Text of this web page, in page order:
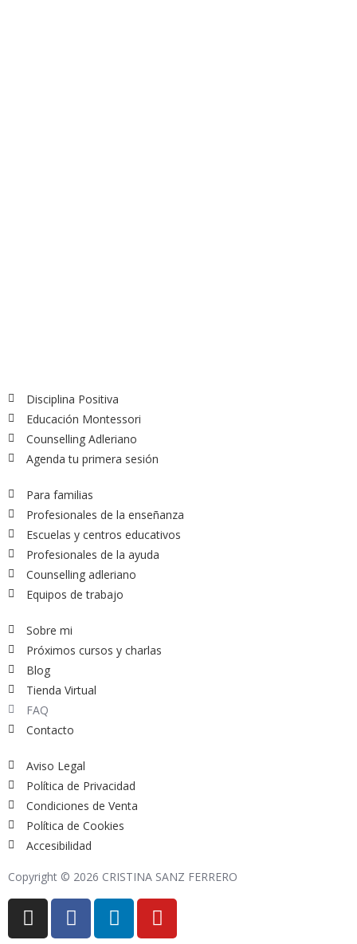
Disciplina Positiva
Educación Montessori
Counselling Adleriano
Agenda tu primera sesión
Para familias
Profesionales de la enseñanza
Escuelas y centros educativos
Profesionales de la ayuda
Counselling adleriano
Equipos de trabajo
Sobre mi
Próximos cursos y charlas
Blog
Tienda Virtual
FAQ
Contacto
Aviso Legal
Política de Privacidad
Condiciones de Venta
Política de Cookies
Accesibilidad
Copyright © 2026 CRISTINA SANZ FERRERO